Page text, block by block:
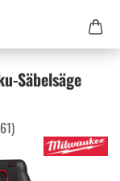
Säbelsäge
)